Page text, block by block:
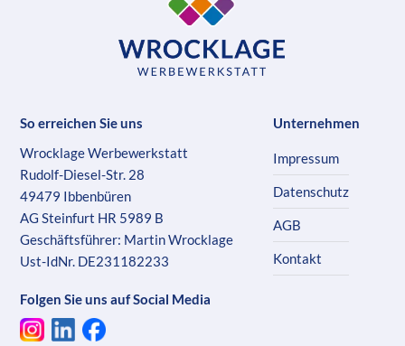
So erreichen Sie uns
Wrocklage Werbewerkstatt
Rudolf-Diesel-Str. 28
49479 Ibbenbüren
AG Steinfurt HR 5989 B
Geschäftsführer: Martin Wrocklage
Ust-IdNr. DE231182233
Folgen Sie uns auf Social Media
Unternehmen
Impressum
Datenschutz
AGB
Kontakt